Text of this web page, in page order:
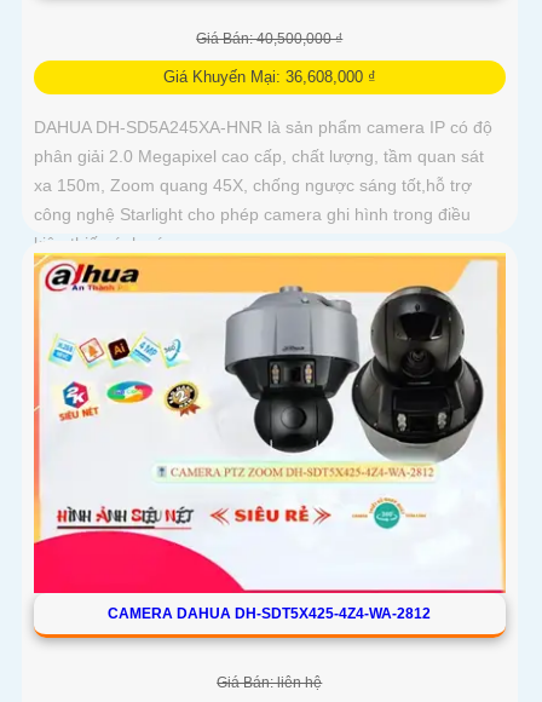
Giá Bán: 40,500,000 ₫
Giá Khuyến Mại: 36,608,000 ₫
DAHUA DH-SD5A245XA-HNR là sản phẩm camera IP có độ
phân giải 2.0 Megapixel cao cấp, chất lượng, tầm quan sát
xa 150m, Zoom quang 45X, chống ngược sáng tốt,hỗ trợ
công nghệ Starlight cho phép camera ghi hình trong điều
kiện thiếu ánh sáng
CAMERA DAHUA DH-SDT5X425-4Z4-WA-2812
Giá Bán: liên hệ